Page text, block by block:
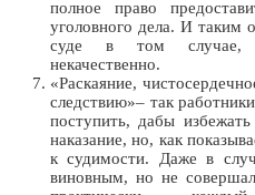
полное право
уголовного дела. И таким
суде в том случае,
некачественно.
«Раскаяние,
следствию»– так
поступить, дабы
наказание, но, как
к судимости. Даже в
виновным, но не